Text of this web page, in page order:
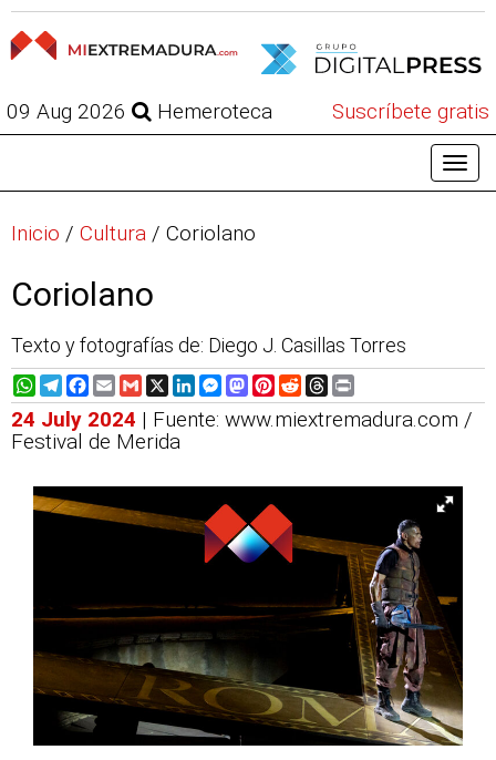
09 Aug 2026 Hemeroteca Suscríbete gratis
Inicio / Cultura / Coriolano
Coriolano
Texto y fotografías de: Diego J. Casillas Torres
WhatsApp
Telegram
Facebook
EmailGmail
X LinkedIn
Messenger
Mastodon
Pinterest
RedditThreads
24 July 2024 | Fuente: www.miextremadura.com /
Festival de Merida